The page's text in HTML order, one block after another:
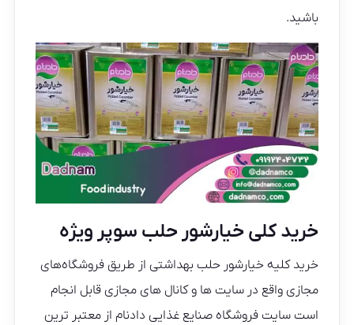
باشید.
خرید کلی خیارشور حلب سوپر ویژه
خرید کلیه خیارشور حلب بهداشتی از طریق فروشگاه‌های
مجازی واقع در سایت ها و کانال های مجازی قابل انجام
است سایت فروشگاه صنایع غذایی دادنام از معتبر ترین